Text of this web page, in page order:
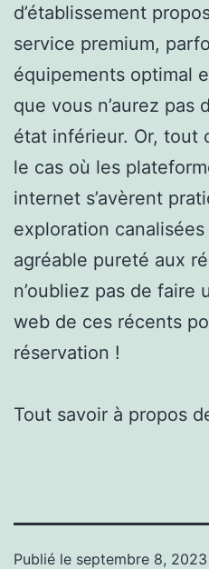
d’établissement
service premium,
équipements optimal
que vous n’aurez pas
état inférieur. Or, tout
le cas où les
internet s’avèrent
exploration
agréable pureté aux
n’oubliez pas de faire
web de ces récents
réservation !
Tout savoir à propos
Publié le septembre 8, 2023